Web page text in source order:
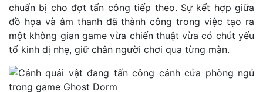
chuẩn bị cho đợt tấn công tiếp theo. Sự kết hợp giữa
đồ họa và âm thanh đã thành công trong việc tạo ra
một không gian game vừa chiến thuật vừa có chút yếu
tố kinh dị nhẹ, giữ chân người chơi qua từng màn.